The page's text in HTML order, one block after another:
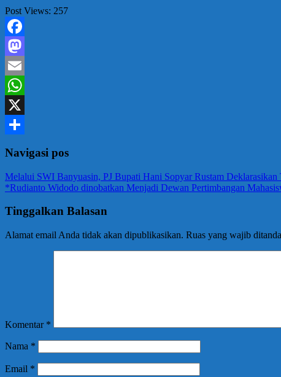
Post Views: 257
Facebook
Mastodon
Email
WhatsApp
X
Navigasi pos
Melalui SWI Banyuasin, PJ Bupati Hani Sopyar Rustam
*Rudianto Widodo dinobatkan Menjadi Dewan Pertimbangan
Tinggalkan Balasan
Alamat email Anda tidak akan dipublikasikan. Ruas yang wajib
Komentar *
Nama *
Email *